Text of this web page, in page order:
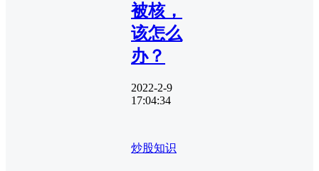
被核，
该怎么
办？
2022-2-9
17:04:34
炒股知识